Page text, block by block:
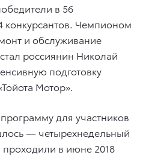
в 56
конкурсантов. Чемпионом
и обслуживание
россиянин Николай
подготовку
Мотор».
для участников
— четырехнедельный
проходили в июне 2018